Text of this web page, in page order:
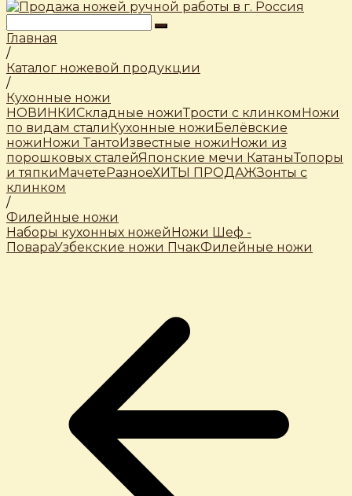
Главная
/
Каталог ножевой продукции
/
Кухонные ножи
НОВИНКИСкладные ножиТрости c клинкомНожи
по видам сталиКухонные ножиБелёвские
ножиНожи ТантоИзвестные ножиНожи из
порошковых сталейЯпонские мечи КатаныТопоры
и тяпкиМачетеРазноеХИТЫ ПРОДАЖЗонты с
клинком
/
Филейные ножи
Наборы кухонных ножейНожи Шеф -
ПовараУзбекские ножи ПчакФилейные ножи